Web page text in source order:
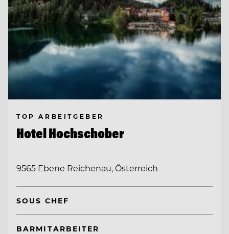
TOP ARBEITGEBER
Hotel Hochschober
9565 Ebene Reichenau, Österreich
SOUS CHEF
BARMITARBEITER